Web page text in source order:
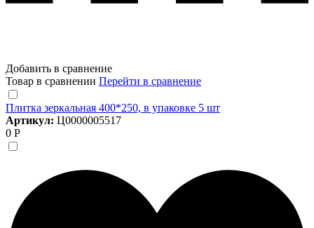
Добавить в сравнение
Товар в сравнении Перейти в сравнение
Плитка зеркальная 400*250, в упаковке 5 шт
Артикул: Ц0000005517
0 Р